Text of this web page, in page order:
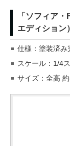
「ソフィア
エディション
仕様：塗装済み
スケール：1/4
サイズ：全高